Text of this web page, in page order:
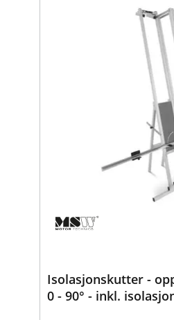
Isolasjonskutter -
0 - 90° - inkl.